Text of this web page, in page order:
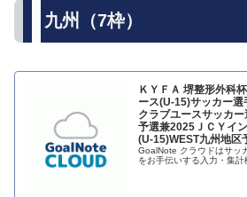
九州（7枠）
ＫＹＦＡ 堺整形外科
ース(U-15)サッカー
クラブユースサッカ
予選兼2025ＪＣＹイ
(U-15)WEST九州地区
GoalNote クラウドはサッ
をお手伝いする入力・集計